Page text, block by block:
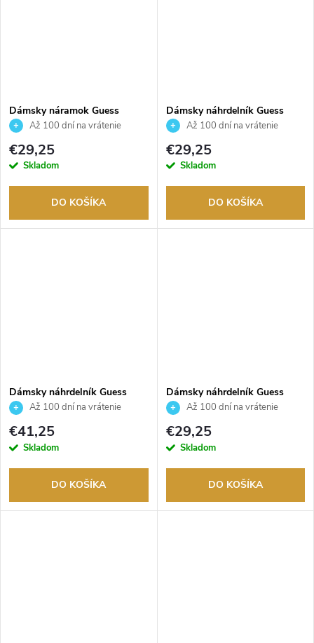
Dámsky náramok Guess
JUBB06288JWYGS
Až 100 dní na vrátenie
€29,25
Skladom
DO KOŠÍKA
Dámsky náhrdelník Guess
JUBN06150JWYGT
Až 100 dní na vrátenie
€29,25
Skladom
DO KOŠÍKA
Dámsky náhrdelník Guess
JUBN06013JWRHT
Až 100 dní na vrátenie
tovaru. Autorizovaný predajca.
€41,25
Skladom
DO KOŠÍKA
Dámsky náhrdelník Guess
JUBN06047JWYGT
Až 100 dní na vrátenie
tovaru. Autorizovaný predajca.
€29,25
Skladom
DO KOŠÍKA